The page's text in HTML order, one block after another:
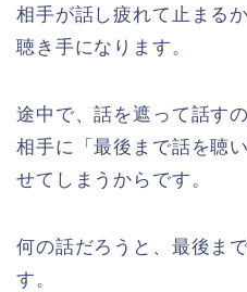
相手が話し疲れて止まる
聴き手になります。
途中で、話を遮って話す
相手に「最後まで話を聴
せてしまうからです。
何の話だろうと、最後ま
す。